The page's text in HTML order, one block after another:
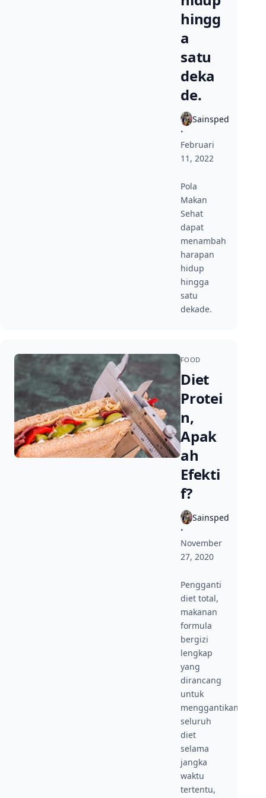
hingg
a
satu
deka
de.
Sainsped
•
Februari
11, 2022
Pola
Makan
Sehat
dapat
menambah
harapan
hidup
hingga
satu
dekade.
FOOD
Diet
Protei
n,
Apak
ah
Efekti
f?
Sainsped
•
November
27, 2020
Pengganti
diet total,
makanan
formula
bergizi
lengkap
yang
dirancang
untuk
menggantikan
seluruh
diet
selama
jangka
waktu
tertentu,